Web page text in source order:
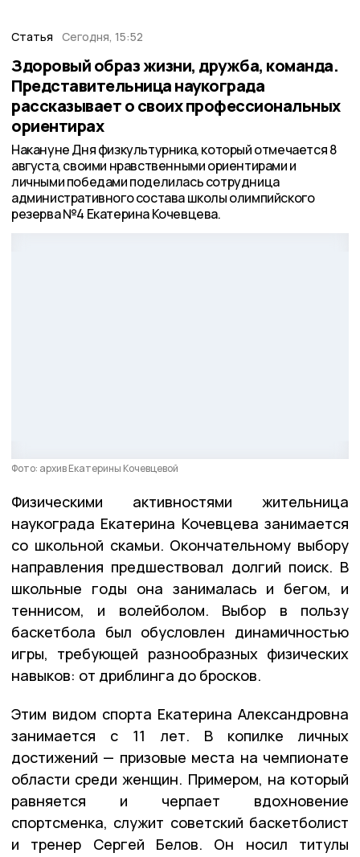
Статья Сегодня, 15:52
Здоровый образ жизни, дружба, команда.
Представительница наукограда
рассказывает о своих профессиональных
ориентирах
Накануне Дня физкультурника, который отмечается 8
августа, своими нравственными ориентирами и
личными победами поделилась сотрудница
административного состава школы олимпийского
резерва №4 Екатерина Кочевцева.
Фото: архив Екатерины Кочевцевой
Физическими активностями жительница
наукограда Екатерина Кочевцева занимается
со школьной скамьи. Окончательному выбору
направления предшествовал долгий поиск. В
школьные годы она занималась и бегом, и
теннисом, и волейболом. Выбор в пользу
баскетбола был обусловлен динамичностью
игры, требующей разнообразных физических
навыков: от дриблинга до бросков.
Этим видом спорта Екатерина Александровна
занимается с 11 лет. В копилке личных
достижений — призовые места на чемпионате
области среди женщин. Примером, на который
равняется и черпает вдохновение
спортсменка, служит советский баскетболист
и тренер Сергей Белов. Он носил титулы